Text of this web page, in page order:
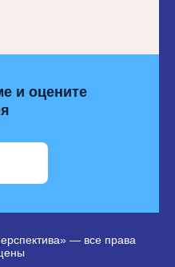
и оцените
— все права